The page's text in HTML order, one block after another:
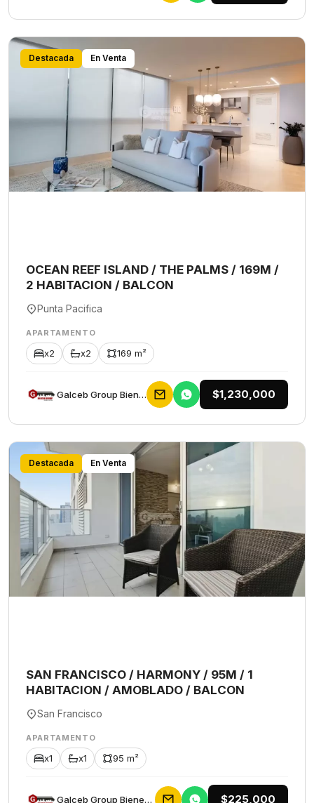
Destacada En Venta
OCEAN REEF ISLAND / THE PALMS / 169M /
2 HABITACION / BALCON
Punta Pacifica
APARTAMENTO
x2 x2 169 m²
Galceb Group Bienes Raices $1,230,000
Destacada En Venta
SAN FRANCISCO / HARMONY / 95M / 1
HABITACION / AMOBLADO / BALCON
San Francisco
APARTAMENTO
x1 x1 95 m²
Galceb Group Bienes Raices $225,000